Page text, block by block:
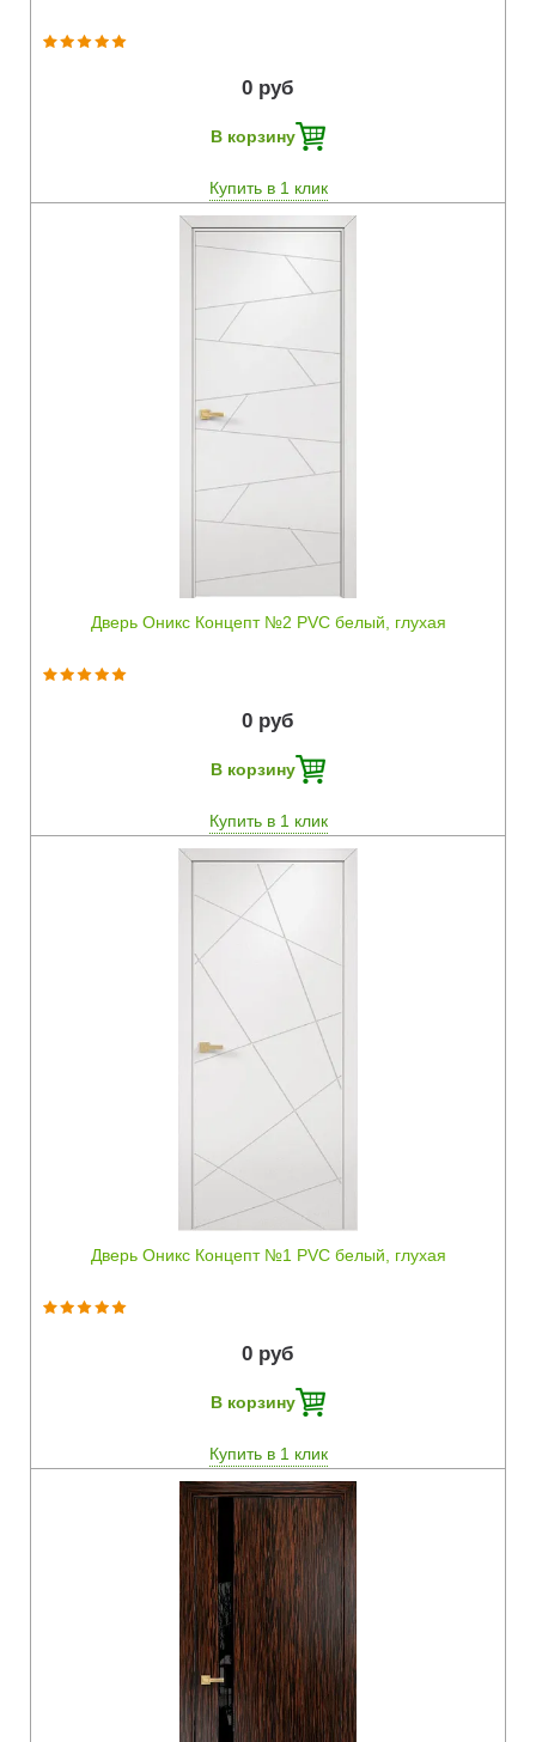
0 руб
В корзину
Купить в 1 клик
Дверь Оникс Концепт №2 PVC белый, глухая
Быстрый просмотр
0 руб
В корзину
Купить в 1 клик
Дверь Оникс Концепт №1 PVC белый, глухая
Быстрый просмотр
0 руб
В корзину
Купить в 1 клик
Быстрый просмотр